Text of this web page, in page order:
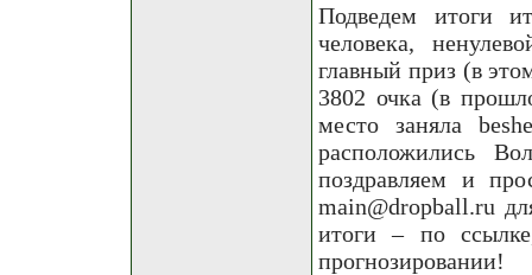
Подведем итоги
человека,
главный приз (в
3802 очка (в
место заняла
расположились
поздравляем и
main@dropball.ru
итоги – по
прогнозировании!